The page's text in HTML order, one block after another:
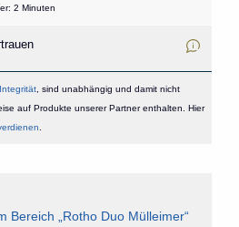
2 Minuten
, sind unabhängig und damit nicht
auf Produkte unserer Partner enthalten. Hier
Bereich „Rotho Duo Mülleimer“